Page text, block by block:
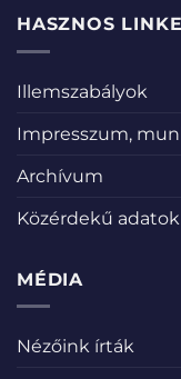
HASZNOS
Illemszabályok
Impresszum,
Archívum
Közérdekű adatok
MÉDIA
Nézőink írták